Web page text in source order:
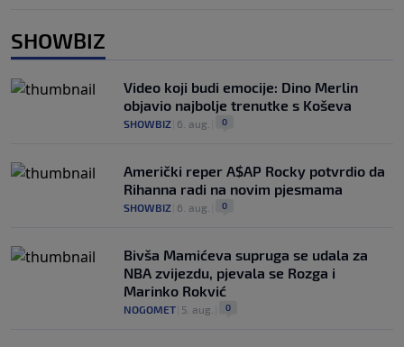
SHOWBIZ
Video koji budi emocije: Dino Merlin
objavio najbolje trenutke s Koševa
SHOWBIZ 6. aug. 0
Američki reper A$AP Rocky potvrdio da
Rihanna radi na novim pjesmama
SHOWBIZ 6. aug. 0
Bivša Mamićeva supruga se udala za
NBA zvijezdu, pjevala se Rozga i
Marinko Rokvić
NOGOMET 5. aug. 0